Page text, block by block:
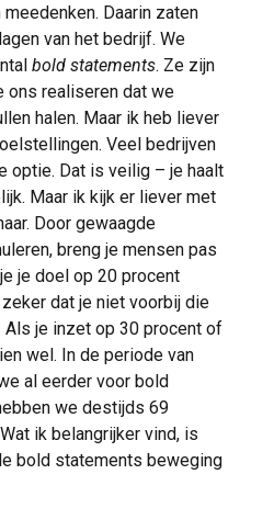
Daarin zaten
van het bedrijf. We
bold statements. Ze zijn
ons realiseren dat we
halen. Maar ik heb liever
Veel bedrijven
optie. Dat is veilig – je haalt
Maar ik kijk er liever met
Door gewaagde
breng je mensen pas
je doel op 20 procent
dat je niet voorbij die
Als je inzet op 30 procent of
wel. In de periode van
al eerder voor bold
we destijds 69
ik belangrijker vind, is
bold statements beweging